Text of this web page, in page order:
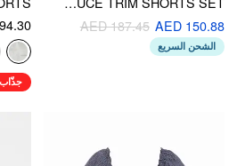
AED 150.88
AED 187.45
الشحن السريع
جذّاب